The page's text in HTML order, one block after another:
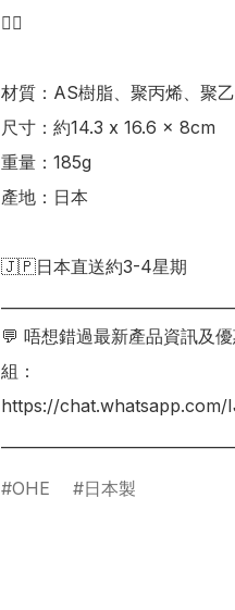
👍🏻
材質：AS樹脂、聚丙烯、聚
尺寸：約14.3 x 16.6 x 8cm
重量：185g
產地：日本
🇯🇵日本直送約3-4星期
💬 唔想錯過最新產品資訊及
組：
https://chat.whatsapp.com/
OHE 日本製